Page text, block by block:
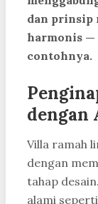
dan prinsip
harmonis
contohnya.
dengan
Villa ramah
dengan
tahap
alami